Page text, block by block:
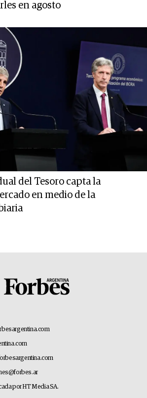
en agosto
del Tesoro capta la
en medio de la
por HT Media SA.